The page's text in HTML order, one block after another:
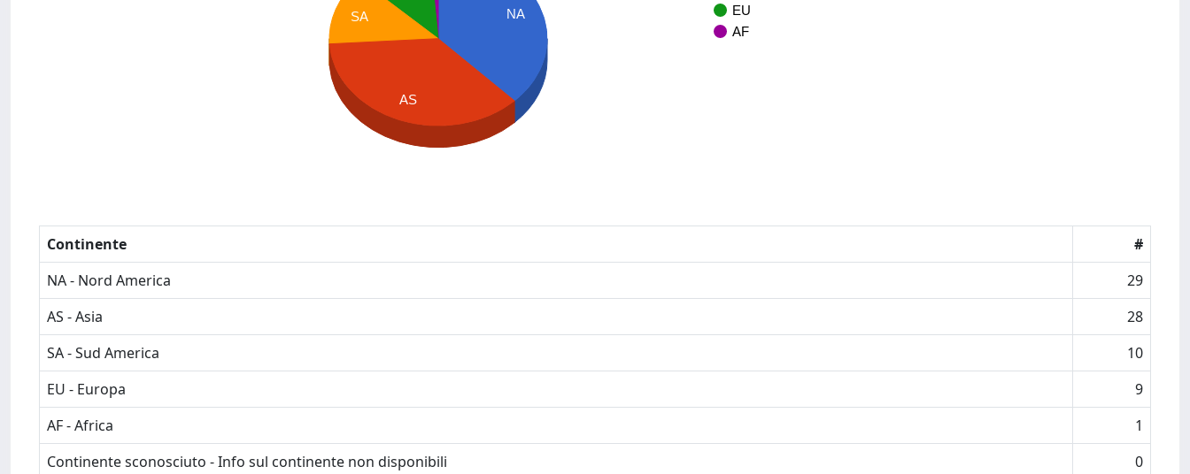
EU
AF
NA
SA
AS
Continente
#
NA - Nord America
29
AS - Asia
28
SA - Sud America
10
EU - Europa
9
AF - Africa
1
Continente sconosciuto - Info sul continente non disponibili
0